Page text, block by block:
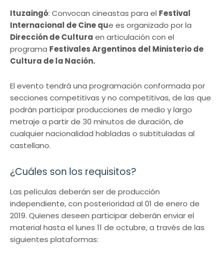
Ituzaingó: Convocan cineastas para el Festival
Internacional de Cine que es organizado por la
Dirección de Cultura en articulación con el
programa Festivales Argentinos del Ministerio de
Cultura de la Nación.
El evento tendrá una programación conformada por
secciones competitivas y no competitivas, de las que
podrán participar producciones de medio y largo
metraje a partir de 30 minutos de duración, de
cualquier nacionalidad habladas o subtituladas al
castellano.
¿Cuáles son los requisitos?
Las películas deberán ser de producción
independiente, con posterioridad al 01 de enero de
2019. Quienes deseen participar deberán enviar el
material hasta el lunes 11 de octubre, a través de las
siguientes plataformas: